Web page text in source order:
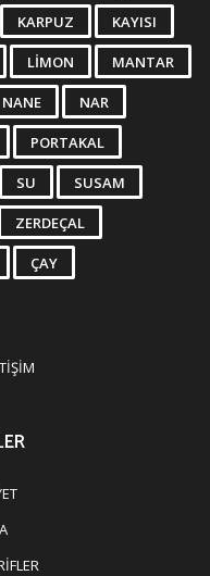
KARPUZ KAYISI
LIMON MANTAR
NANE NAR
PORTAKAL
SU SUSAM
ZERDEÇAL
ÇAY